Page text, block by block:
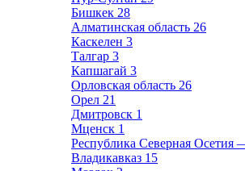
Бишкек 28
Алматинская область 26
Каскелен 3
Талгар 3
Капшагай 3
Орловская область 26
Орел 21
Дмитровск 1
Мценск 1
Республика Северная Осетия
Владикавказ 15